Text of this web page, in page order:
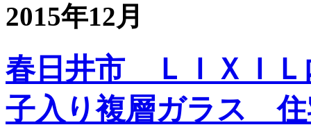
2015年12月
春日井市 ＬＩＸＩ
子入り複層ガラス 住